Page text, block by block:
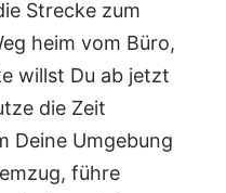
Strecke zum
heim vom Büro,
willst Du ab jetzt
die Zeit
Deine Umgebung
führe